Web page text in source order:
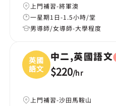
上門補習-將軍澳
一星期1日-1.5小時/堂
男導師/女導師-大學程度
英國
語文
中二,英國語文
$220/hr
上門補習-沙田馬鞍山